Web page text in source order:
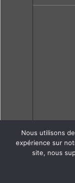
Un
Nous utilisons
expérience sur
site, nous